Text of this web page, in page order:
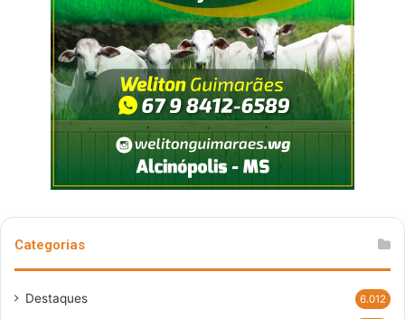
Categorias
Destaques 6.012